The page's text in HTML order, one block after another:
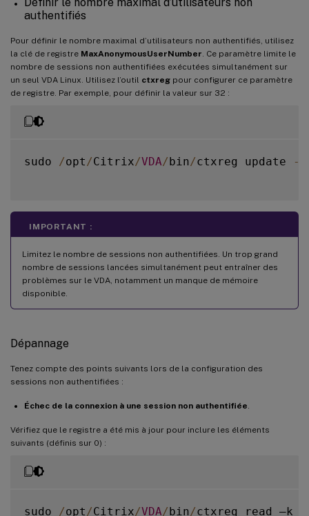
authentifiés
Pour définir le nombre maximal d’utilisateurs non authentifiés, utilisez
la clé de registre MaxAnonymousUserNumber . Ce paramètre limite le
nombre de sessions non authentifiées exécutées simultanément sur
un seul VDA Linux. Utilisez l’outil ctxreg pour configurer ce paramètre
de registre. Par exemple, pour définir la valeur sur 32 :
sudo /opt /Citrix/VDA/bin/ctxreg update -
IMPORTANT :
Limitez le nombre de sessions non authentifiées. Un trop grand
nombre de sessions lancées simultanément peut entraîner des
problèmes sur le VDA, notamment un manque de mémoire
disponible.
Dépannage
Tenez compte des points suivants lors de la configuration des
sessions non authentifiées :
Échec de la connexion à une session non authentifiée
Vérifiez que le registre a été mis à jour pour inclure les éléments
suivants (définis sur 0) :
sudo /opt /Citrix/VDA/bin/ctxreg read –k